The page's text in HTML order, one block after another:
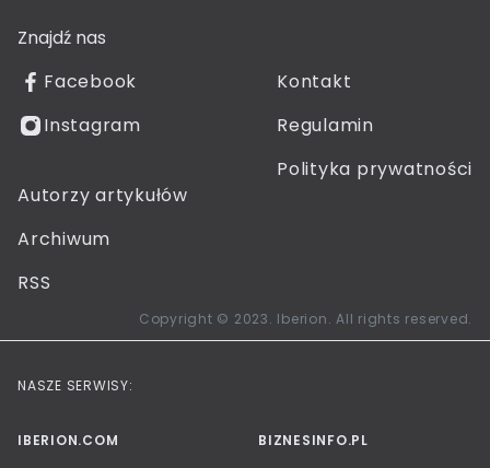
Znajdź nas
Facebook
Instagram
Kontakt
Regulamin
Polityka prywatności
Autorzy artykułów
Archiwum
RSS
Copyright © 2023. Iberion. All rights reserved.
NASZE SERWISY:
IBERION.COM BIZNESINFO.PL